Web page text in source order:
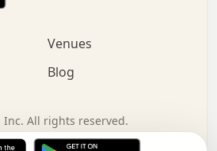
.   x   .   .   .   .   .   .
.   .   o   .   .   .   .
.   .   .   .   .   :   .   x
.   .   .   .   .   .   .   .
Venues
Blog
Inc. All rights reserved.